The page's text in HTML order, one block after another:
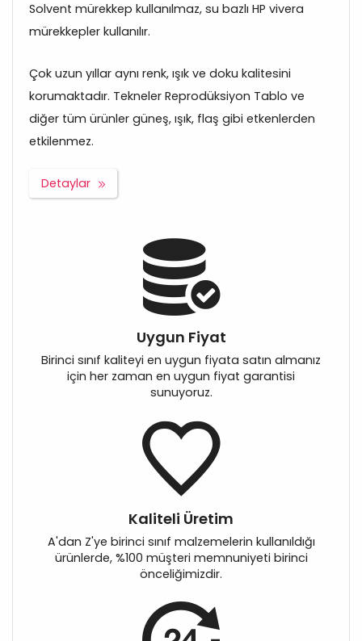
Solvent mürekkep kullanılmaz, su bazlı HP vivera
mürekkepler kullanılır.
Çok uzun yıllar aynı renk, ışık ve doku kalitesini
korumaktadır. Tekneler Reprodüksiyon Tablo ve
diğer tüm ürünler güneş, ışık, flaş gibi etkenlerden
etkilenmez.
Detaylar
Uygun Fiyat
Birinci sınıf kaliteyi en uygun fiyata satın almanız
için her zaman en uygun fiyat garantisi
sunuyoruz.
Kaliteli Üretim
A'dan Z'ye birinci sınıf malzemelerin kullanıldığı
ürünlerde, %100 müşteri memnuniyeti birinci
önceliğimizdir.